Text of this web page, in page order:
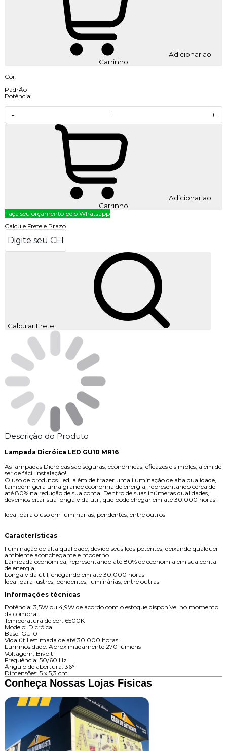
Adicionar ao
Carrinho
Cor:
PadrÃo
Potência:
1
- +
Adicionar ao
Carrinho
Faça seu orçamento pelo Whatsapp
Calcule Frete e Prazo
Calcular Frete
Descrição do Produto
Lampada Dicróica LED GU10 MR16
As lâmpadas Dicróicas são seguras, econômicas, eficazes e simples, além de
ser de fácil instalação!
O uso de produtos Led, além de trazer uma iluminação de alta qualidade,
também gera uma grande economia de energia, representando cerca de
até 80% na redução de sua conta. Dentro de suas inúmeras qualidades,
devemos citar sua longa vida útil, que pode chegar em até 30.000 horas!
Ideal para o uso em luminárias, pendentes, entre outros!
Características
Iluminação de alta qualidade, devido seus leds potentes, deixando qualquer
ambiente aconchegante e moderno
Lâmpada econômica, representando até 80% de economia em sua conta
de energia
Longa vida útil, chegando em até 30.000 horas
Ideal para lustres, pendentes, luminárias, entre outras
Informações técnicas
Potência: 3,5W ou 4,9W de acordo com o estoque disponível no momento
da compra.
Temperatura de cor: 6500K
Modelo: Dicróica
Base: GU10
Vida útil estimada de até 30.000 horas
Luminosidade: Aproximadamente 270 lúmens
Voltagem: Bivolt
Frequência: 50/60 Hz
ngulo de abertura: 36°
Dimensões: 5 x 5,3 cm
Conheça Nossas Lojas Físicas